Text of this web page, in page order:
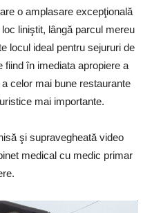
o amplasare excepţională
liniştit, lângă parcul mereu
locul ideal pentru sejururi de
fiind în imediata apropiere a
celor mai bune restaurante
mai importante.
şi supravegheată video
medical cu medic primar